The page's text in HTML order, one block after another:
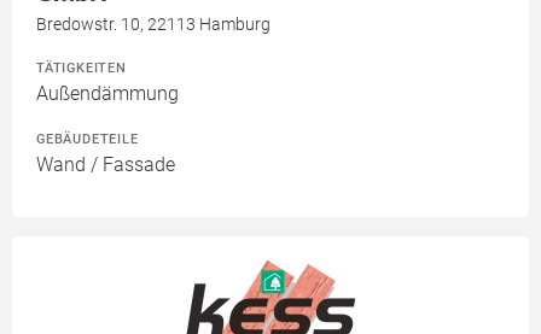
Bredowstr. 10, 22113 Hamburg
TÄTIGKEITEN
Außendämmung
GEBÄUDETEILE
Wand / Fassade